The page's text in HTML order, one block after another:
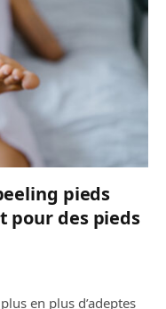
pieds
pour des pieds
en plus d’adeptes